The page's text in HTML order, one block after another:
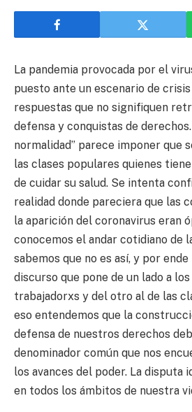
La pandemia provocada por el
puesto ante un escenario de
respuestas que no signifiquen
defensa y conquistas de derechos.
normalidad” parece imponer que
las clases populares quienes
de cuidar su salud. Se intenta
realidad donde pareciera que las
la aparición del coronavirus eran
conocemos el andar cotidiano de
sabemos que no es así, y por
discurso que pone de un lado a
trabajadorxs y del otro al de las
eso entendemos que la
defensa de nuestros derechos
denominador común que nos
los avances del poder. La disputa
en todos los ámbitos de nuestra